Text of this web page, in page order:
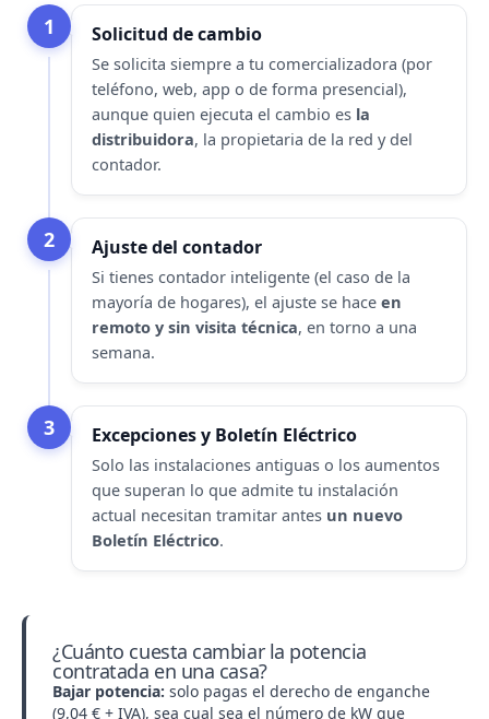
1 Solicitud de cambio
Se solicita siempre a tu comercializadora (por
teléfono, web, app o de forma presencial),
aunque quien ejecuta el cambio es la
distribuidora, la propietaria de la red y del
contador.
2 Ajuste del contador
Si tienes contador inteligente (el caso de la
mayoría de hogares), el ajuste se hace en
remoto y sin visita técnica, en torno a una
semana.
3 Excepciones y Boletín Eléctrico
Solo las instalaciones antiguas o los aumentos
que superan lo que admite tu instalación
actual necesitan tramitar antes un nuevo
Boletín Eléctrico.
¿Cuánto cuesta cambiar la potencia
contratada en una casa?
Bajar potencia: solo pagas el derecho de enganche
(9,04 € + IVA), sea cual sea el número de kW que